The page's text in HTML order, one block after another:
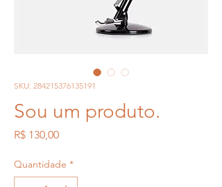
SKU: 284215376135191
Sou um produto.
R$ 130,00Preço
Quantidade *